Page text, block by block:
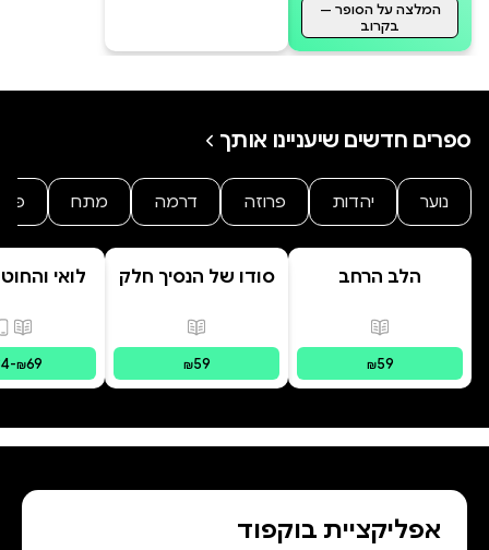
המלצה על הסופר —
בקרוב
ספרים חדשים שיעניינו אותך
נוער יהדות פרוזה דרמה מתח
הלב הרחב
פורמטים זמינים מודפס
₪59
סודו של הנסיך חלק
הנסתר
פורמטים זמינים
מודפס
₪59
לואי
-₪69
אפליקציית בוקפוד